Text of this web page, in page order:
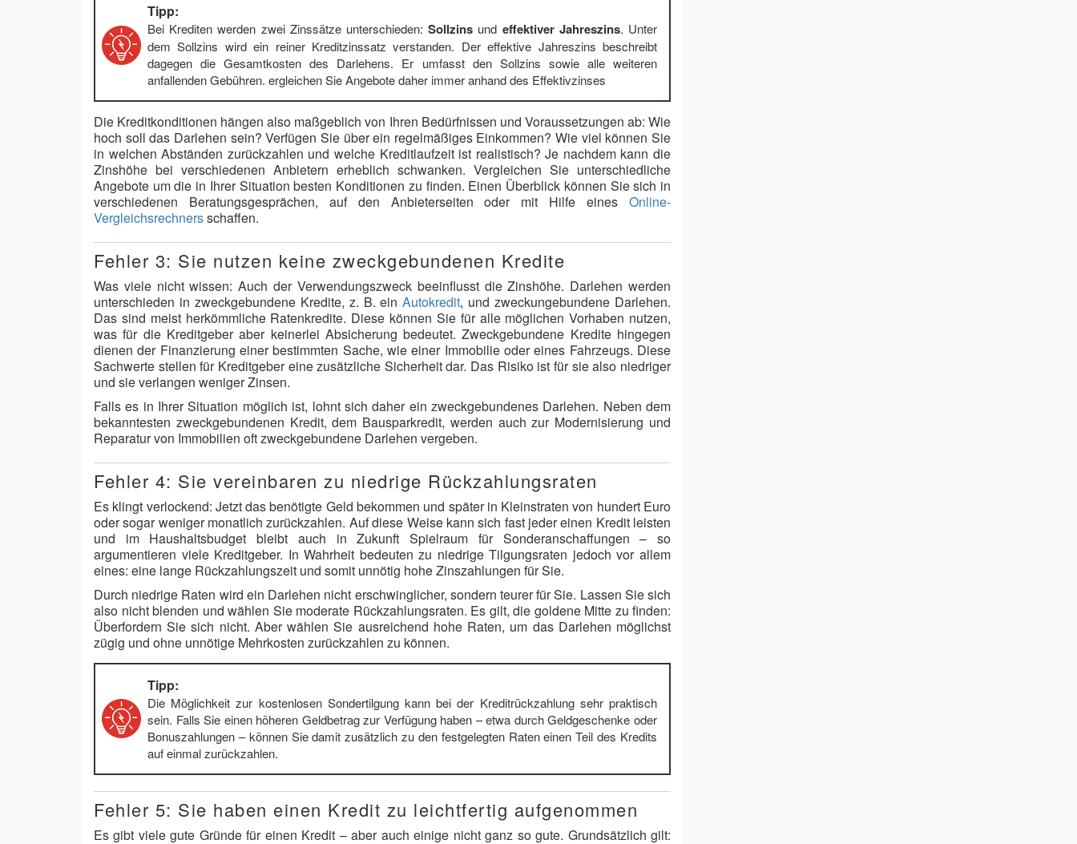
Tipp:
Bei Krediten werden zwei Zinssätze unterschieden:Sollzins und effektiver Jahreszins. Unter
dem Sollzins wird ein reiner Kreditzinssatz verstanden. Der effektive Jahreszins beschreibt
dagegen die Gesamtkosten des Darlehens. Er umfasst den Sollzins sowie alle weiteren
anfallenden Gebühren. ergleichen Sie Angebote daher immer anhand des Effektivzinses
Die Kreditkonditionen hängen also maßgeblich von Ihren Bedürfnissen und Voraussetzungen ab: Wie
hoch soll das Darlehen sein? Verfügen Sie über ein regelmäßiges Einkommen? Wie viel können Sie
in welchen Abständen zurückzahlen und welche Kreditlaufzeit ist realistisch? Je nachdem kann die
Zinshöhe bei verschiedenen Anbietern erheblich schwanken. Vergleichen Sie unterschiedliche
Angebote um die in Ihrer Situation besten Konditionen zu finden. Einen Überblick können Sie sich in
verschiedenen Beratungsgesprächen, auf den Anbieterseiten oder mit Hilfe eines Online-
Vergleichsrechnersschaffen.
Fehler 3: Sie nutzen keine zweckgebundenen Kredite
Was viele nicht wissen: Auch der Verwendungszweck beeinflusst die Zinshöhe. Darlehen werden
unterschieden in zweckgebundene Kredite, z. B. einAutokredit, und zweckungebundene Darlehen.
Das sind meist herkömmliche Ratenkredite. Diese können Sie für alle möglichen Vorhaben nutzen,
was für die Kreditgeber aber keinerlei Absicherung bedeutet. Zweckgebundene Kredite hingegen
dienen der Finanzierung einer bestimmten Sache, wie einer Immobilie oder eines Fahrzeugs. Diese
Sachwerte stellen für Kreditgeber eine zusätzliche Sicherheit dar. Das Risiko ist für sie also niedriger
und sie verlangen weniger Zinsen.
Falls es in Ihrer Situation möglich ist, lohnt sich daher ein zweckgebundenes Darlehen. Neben dem
bekanntesten zweckgebundenen Kredit, dem Bausparkredit, werden auch zur Modernisierung und
Reparatur von Immobilien oft zweckgebundene Darlehen vergeben.
Fehler 4: Sie vereinbaren zu niedrige Rückzahlungsraten
Es klingt verlockend: Jetzt das benötigte Geld bekommen und später in Kleinstraten von hundert Euro
oder sogar weniger monatlich zurückzahlen. Auf diese Weise kann sich fast jeder einen Kredit leisten
und im Haushaltsbudget bleibt auch in Zukunft Spielraum für Sonderanschaffungen – so
argumentieren viele Kreditgeber. In Wahrheit bedeuten zu niedrige Tilgungsraten jedoch vor allem
eines: eine lange Rückzahlungszeit und somit unnötig hohe Zinszahlungen für Sie.
Durch niedrige Raten wird ein Darlehen nicht erschwinglicher, sondern teurer für Sie. Lassen Sie sich
also nicht blenden und wählen Sie moderate Rückzahlungsraten. Es gilt, die goldene Mitte zu finden:
Überfordern Sie sich nicht. Aber wählen Sie ausreichend hohe Raten, um das Darlehen möglichst
zügig und ohne unnötige Mehrkosten zurückzahlen zu können.
Tipp:
Die Möglichkeit zur kostenlosen Sondertilgung kann bei der Kreditrückzahlung sehr praktisch
sein. Falls Sie einen höheren Geldbetrag zur Verfügung haben – etwa durch Geldgeschenke oder
Bonuszahlungen – können Sie damit zusätzlich zu den festgelegten Raten einen Teil des Kredits
auf einmal zurückzahlen.
Fehler 5: Sie haben einen Kredit zu leichtfertig aufgenommen
Es gibt viele gute Gründe für einen Kredit – aber auch einige nicht ganz so gute. Grundsätzlich gilt: